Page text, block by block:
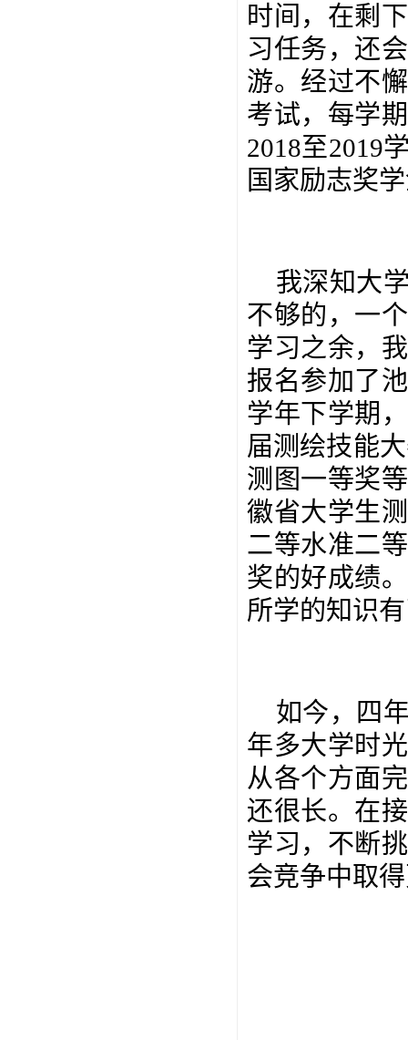
时间，在剩
习任务，还
游。经过不
考试，每学
2018至2019
国家励志奖
我深知大
不够的，一
学习之余，
报名参加了
学年下学期
届测绘技能
测图一等奖
徽省大学生
二等水准二
奖的好成绩
所学的知识
如今，四
年多大学时
从各个方面
还很长。 在
学习， 不断
会竞争中取